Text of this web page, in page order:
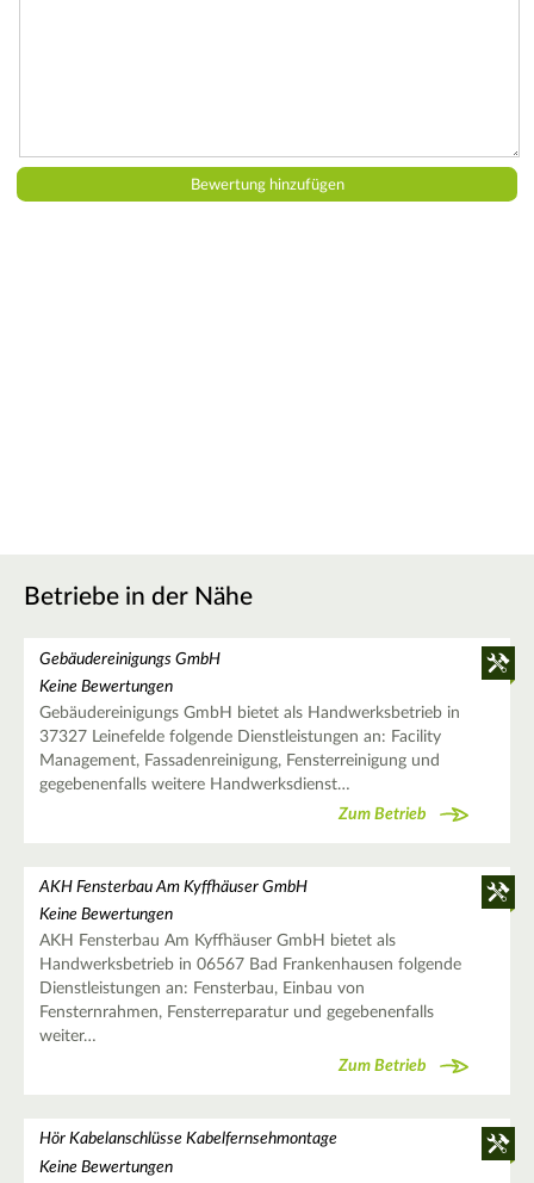
Betriebe in der Nähe
Gebäudereinigungs GmbH
Keine Bewertungen
Gebäudereinigungs GmbH bietet als Handwerksbetrieb in
37327 Leinefelde folgende Dienstleistungen an: Facility
Management, Fassadenreinigung, Fensterreinigung und
gegebenenfalls weitere Handwerksdienst…
Zum Betrieb
AKH Fensterbau Am Kyffhäuser GmbH
Keine Bewertungen
AKH Fensterbau Am Kyffhäuser GmbH bietet als
Handwerksbetrieb in 06567 Bad Frankenhausen folgende
Dienstleistungen an: Fensterbau, Einbau von
Fensternrahmen, Fensterreparatur und gegebenenfalls
weiter…
Zum Betrieb
Hör Kabelanschlüsse Kabelfernsehmontage
Keine Bewertungen